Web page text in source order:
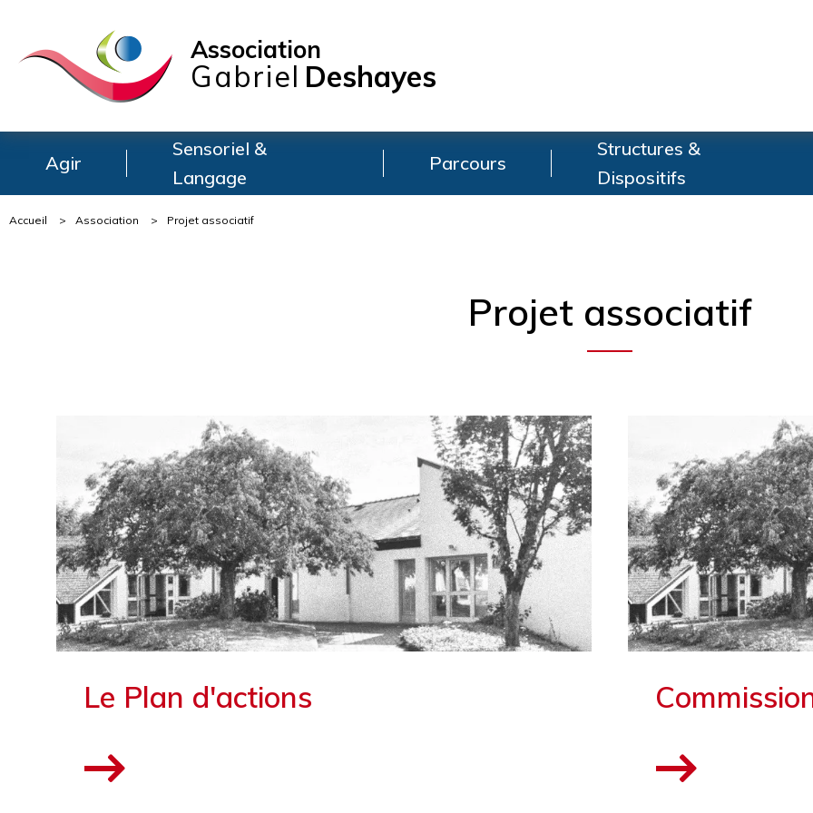
Association
Gabriel Deshayes
Agir
Sensoriel &
Langage
Parcours
Structures &
Dispositifs
Accueil > Association > Projet associatif
Projet associatif
Le Plan d'actions